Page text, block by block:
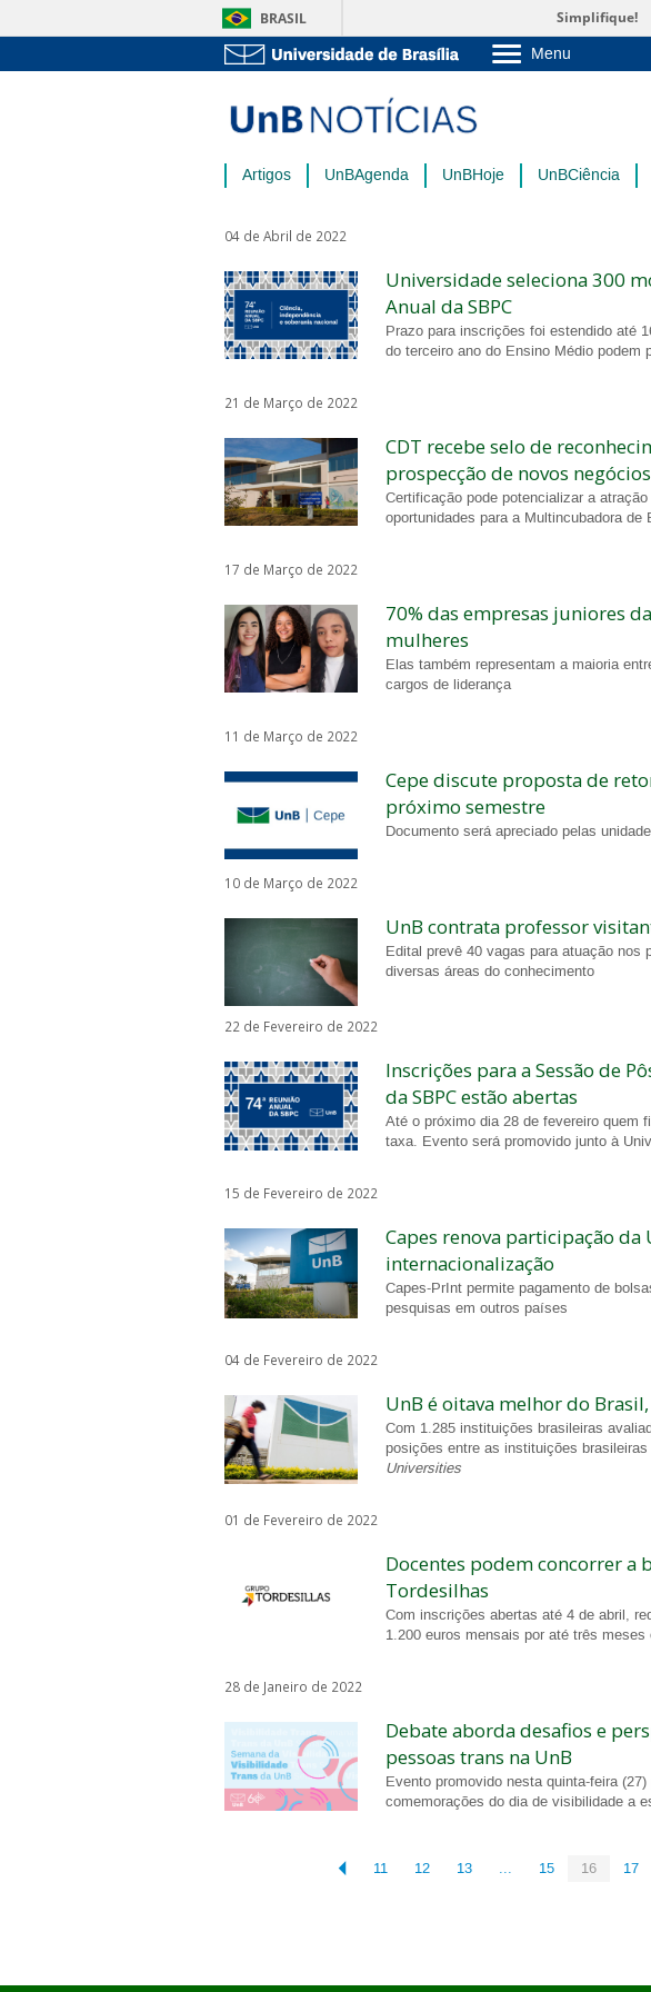
BRASIL Simplifique!
Menu
Pós-Graduação
Administração
Artigos UnBAgenda UnBHoje UnBCiência
04 de Abril de 2022
Universidade seleciona 300
Anual da SBPC
Prazo para inscrições foi estendido até
do terceiro ano do Ensino Médio podem
21 de Março de 2022
CDT recebe selo de
prospecção de novos negócios
Certificação pode potencializar a
oportunidades para a Multincubadora de
17 de Março de 2022
70% das empresas juniores
mulheres
Elas também representam a maioria
cargos de liderança
11 de Março de 2022
Cepe discute proposta de
próximo semestre
Documento será apreciado pelas
10 de Março de 2022
UnB contrata professor
Edital prevê 40 vagas para atuação nos
diversas áreas do conhecimento
22 de Fevereiro de 2022
Inscrições para a Sessão de
da SBPC estão abertas
Até o próximo dia 28 de fevereiro quem
taxa. Evento será promovido junto à
15 de Fevereiro de 2022
Capes renova participação
internacionalização
Capes-PrInt permite pagamento de
pesquisas em outros países
04 de Fevereiro de 2022
UnB é oitava melhor do
Com 1.285 instituições brasileiras
posições entre as instituições brasileiras
Universities
01 de Fevereiro de 2022
Docentes podem concorrer a
Tordesilhas
Com inscrições abertas até 4 de abril,
1.200 euros mensais por até três meses
28 de Janeiro de 2022
Debate aborda desafios e
pessoas trans na UnB
Evento promovido nesta quinta-feira
comemorações do dia de visibilidade a
11 12 13 ... 15 16 17